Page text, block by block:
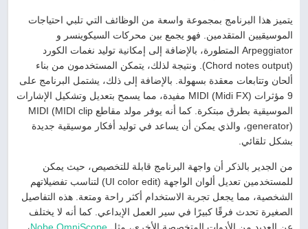
يتميز هذا البرنامج بمجموعة واسعة من الوظائف التي تلبي احتياجات
الموسيقيين المتقدمين. فهو يجمع بين محركات السيكوينسر و
Arpeggiator المتطورة، بالإضافة إلى إمكانية توليد نغمات الكورد
(Chord notes output). ونتيجة لذلك، يتمكن المستخدمون من بناء
ألحان وتتابعات معقدة بسهولة. بالإضافة إلى ذلك، يشتمل البرنامج على
9 مؤثرات MIDI (Midi FX) مفيدة، مما يسمح بتعديل وتشكيل الإشارات
الموسيقية بطرق مبتكرة. كما أنه يوفر مولد مقاطع MIDI (MIDI clip
generator)، والذي يمكن أن يساعد في توليد أفكار موسيقية جديدة
بشكل تلقائي.
من الجدير بالذكر أن واجهة البرنامج قابلة للتخصيص، حيث يمكن
للمستخدمين تعديل ألوان الواجهة (UI color edit) لتناسب تفضيلاتهم
الشخصية، مما يجعل تجربة الاستخدام أكثر راحة ومتعة. هذه التفاصيل
الصغيرة تحدث فرقًا كبيرًا في سير العمل الإبداعي. كما أنه لا يختلف